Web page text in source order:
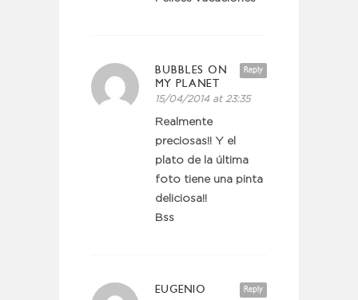
Reply
BUBBLES ON
MY PLANET
15/04/2014 at 23:35
Realmente
preciosas!! Y el
plato de la última
foto tiene una pinta
deliciosa!!
Bss
Reply
EUGENIO